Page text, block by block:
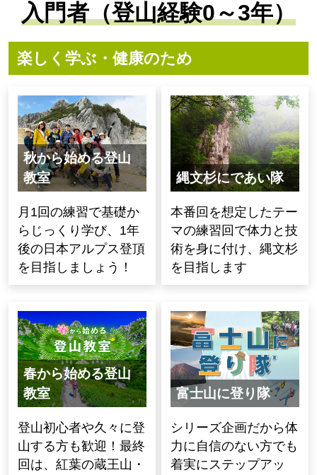
入門者（登山経験0～3年）
楽しく学ぶ・健康のため
秋から始める登山
教室
月1回の練習で基礎か
らじっくり学び、1年
後の日本アルプス登頂
を目指しましょう！
縄文杉にであい隊
本番回を想定したテー
マの練習回で体力と技
術を身に付け、縄文杉
を目指します
春から始める登山
教室
登山初心者や久々に登
山する方も歓迎！最終
回は、紅葉の蔵王山・
富士山に登り隊
シリーズ企画だから体
力に自信のない方でも
着実にステップアッ